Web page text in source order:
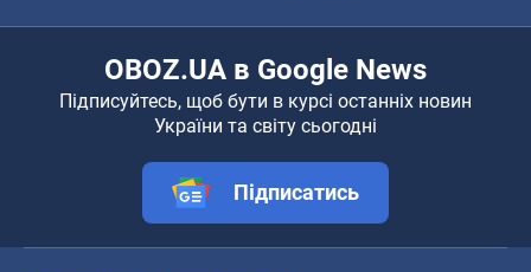
OBOZ.UA в Google News
Підписуйтесь, щоб бути в курсі останніх новин
України та світу сьогодні
Підписатись